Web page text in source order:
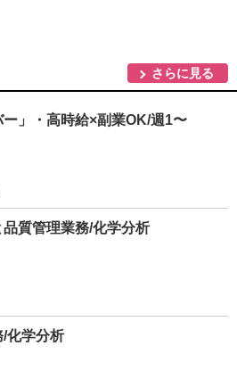
さらに見る
ー」・高時給×副業OK/週1〜
質管理業務/化学分析
化学分析